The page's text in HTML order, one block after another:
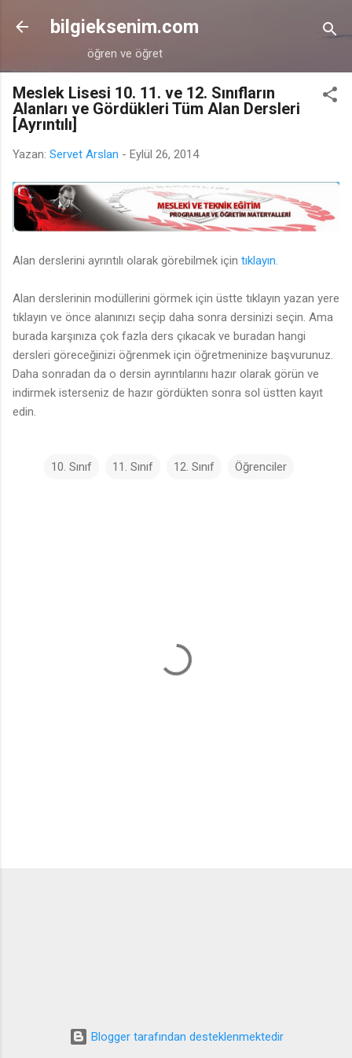
Ana içeriğe atla
bilgieksenim.com
öğren ve öğret
Meslek Lisesi 10. 11. ve 12. Sınıfların
Alanları ve Gördükleri Tüm Alan Dersleri
[Ayrıntılı]
Yazan: Servet Arslan - Eylül 26, 2014
Alan derslerini ayrıntılı olarak görebilmek için tıklayın.
Alan derslerinin modüllerini görmek için üstte tıklayın yazan yere
tıklayın ve önce alanınızı seçip daha sonra dersinizi seçin. Ama
burada karşınıza çok fazla ders çıkacak ve buradan hangi
dersleri göreceğinizi öğrenmek için öğretmeninize başvurunuz.
Daha sonradan da o dersin ayrıntılarını hazır olarak görün ve
indirmek isterseniz de hazır gördükten sonra sol üstten kayıt
edin.
10. Sınıf 11. Sınıf 12. Sınıf Öğrenciler
Blogger tarafından desteklenmektedir